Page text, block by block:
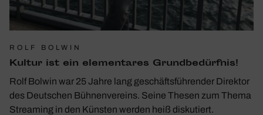
ROLF BOLWIN
Kultur ist ein elemen­tares Grund­be­dürfnis!
Rolf Bolwin war 25 Jahre lang geschäftsführender Direktor
des Deutschen Bühnenvereins. Seine Thesen zum Thema
Streaming in den Künsten werden heiß diskutiert.